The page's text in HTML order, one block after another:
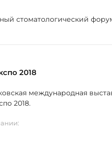
стоматологический
2018
международная
2018.